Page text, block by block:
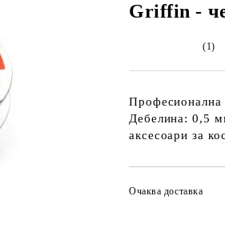
Griffin -
(1)
Професионална
Дебелина: 0,5
аксесоари за
Очаква доставка